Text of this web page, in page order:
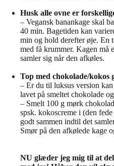
Husk alle ovne er
– Vegansk banankage skal
40 min. Bagetiden kan
min og hold derefter øje. En
med få krummer. Kagen må
samler sig når den afkøles.
Top med chokolade/kokos
– Er du til luksus version
lavet på smeltet chokolade
– Smelt 100 g mørk
spsk. kokoscreme i (den
godt sammen indtil det
Smør på den afkølede kage
NU glæder jeg mig til at